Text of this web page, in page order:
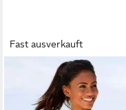
Fast ausverkauft
Badeshorts aus Microfaser,
mit Außenkordel, mit